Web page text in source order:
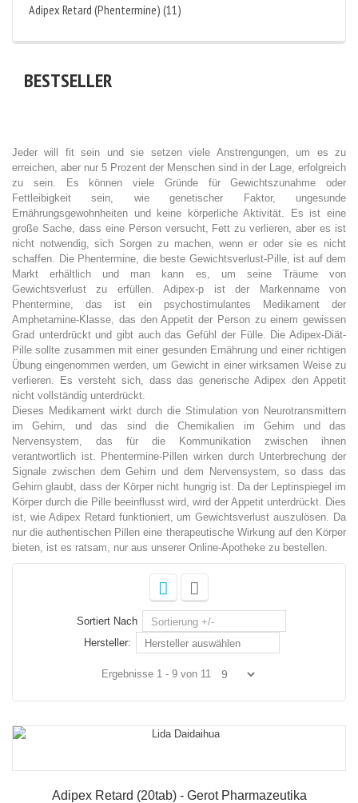
Adipex Retard (Phentermine) (11)
BESTSELLER
Jeder will fit sein und sie setzen viele Anstrengungen, um es zu
erreichen, aber nur 5 Prozent der Menschen sind in der Lage, erfolgreich
zu sein. Es können viele Gründe für Gewichtszunahme oder
Fettleibigkeit sein, wie genetischer Faktor, ungesunde
Ernährungsgewohnheiten und keine körperliche Aktivität. Es ist eine
große Sache, dass eine Person versucht, Fett zu verlieren, aber es ist
nicht notwendig, sich Sorgen zu machen, wenn er oder sie es nicht
schaffen. Die Phentermine, die beste Gewichtsverlust-Pille, ist auf dem
Markt erhältlich und man kann es, um seine Träume von
Gewichtsverlust zu erfüllen. Adipex-p ist der Markenname von
Phentermine, das ist ein psychostimulantes Medikament der
Amphetamine-Klasse, das den Appetit der Person zu einem gewissen
Grad unterdrückt und gibt auch das Gefühl der Fülle. Die Adipex-Diät-
Pille sollte zusammen mit einer gesunden Ernährung und einer richtigen
Übung eingenommen werden, um Gewicht in einer wirksamen Weise zu
verlieren. Es versteht sich, dass das generische Adipex den Appetit
nicht vollständig unterdrückt.
Dieses Medikament wirkt durch die Stimulation von Neurotransmittern
im Gehirn, und das sind die Chemikalien im Gehirn und das
Nervensystem, das für die Kommunikation zwischen ihnen
verantwortlich ist. Phentermine-Pillen wirken durch Unterbrechung der
Signale zwischen dem Gehirn und dem Nervensystem, so dass das
Gehirn glaubt, dass der Körper nicht hungrig ist. Da der Leptinspiegel im
Körper durch die Pille beeinflusst wird, wird der Appetit unterdrückt. Dies
ist, wie Adipex Retard funktioniert, um Gewichtsverlust auszulösen. Da
nur die authentischen Pillen eine therapeutische Wirkung auf den Körper
bieten, ist es ratsam, nur aus unserer Online-Apotheke zu bestellen.
Sortiert Nach
Sortierung +/-
Hersteller:
Hersteller auswählen
Ergebnisse 1 - 9 von 11
Adipex Retard (20tab) - Gerot Pharmazeutika